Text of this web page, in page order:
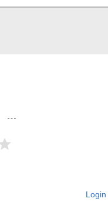
Login